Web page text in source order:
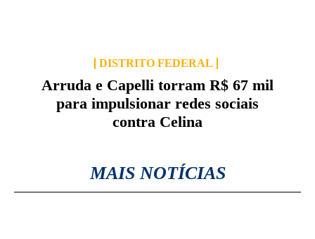
DISTRITO FEDERAL
Arruda e Capelli torram R$ 67 mil
para impulsionar redes sociais
contra Celina
MAIS NOTÍCIAS